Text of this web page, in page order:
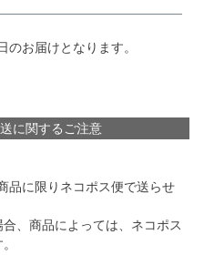
お届けとなります。
に関するご注意
品に限りネコポス便で送らせ
、商品によっては、ネコポス